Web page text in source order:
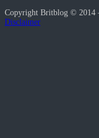
Copyright Britblog © 2014
Disclaimer